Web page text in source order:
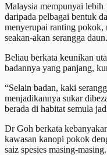
Malaysia mempunyai lebih
daripada pelbagai bentuk
menyerupai ranting pokok,
seakan-akan serangga daun.
Beliau berkata keunikan
badannya yang panjang,
“Selain badan, kaki
menjadikannya sukar
berada di habitat semula
Dr Goh berkata
kawasan kanopi pokok
saiz spesies masing-masing.